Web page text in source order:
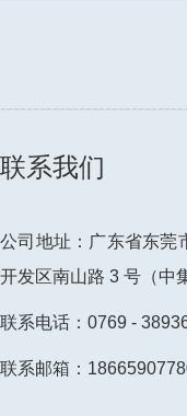
联系我们
公司地址：广东省东莞
开发区南山路 3 号（中
联系电话：0769 -
联系邮箱：